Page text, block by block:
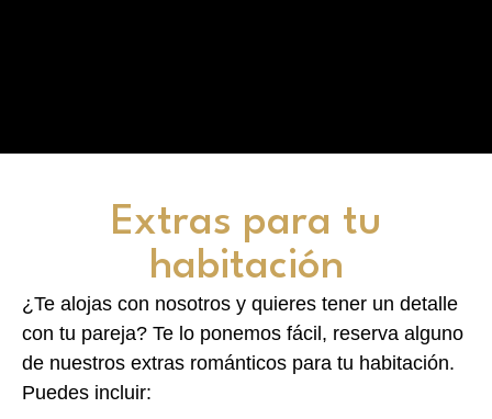
Extras para tu
habitación
¿Te alojas con nosotros y quieres tener un detalle
con tu pareja? Te lo ponemos fácil, reserva alguno
de nuestros extras románticos para tu habitación.
Puedes incluir: